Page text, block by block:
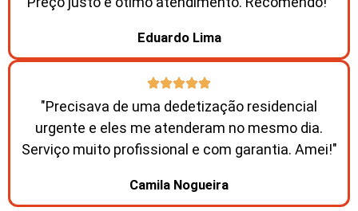
Eduardo Lima
"Precisava de uma dedetização residencial
urgente e eles me atenderam no mesmo dia.
Serviço muito profissional e com garantia. Amei!"
Camila Nogueira